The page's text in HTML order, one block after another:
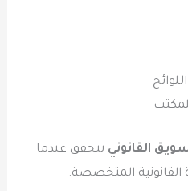
القانوني تتحقق عندما
القانونية المتخصصة.